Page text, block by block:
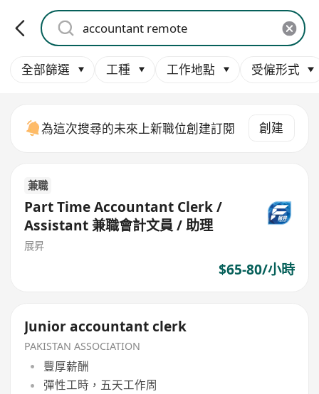
全部篩選 工種 工作地點 受僱形式
為這次搜尋的未來上新職位創建訂閱 創建
兼職
Part Time Accountant Clerk /
Assistant 兼職會計文員 / 助理
展昇
$65-80/小時
Junior accountant clerk
PAKISTAN ASSOCIATION
豐厚薪酬
彈性工時，五天工作周